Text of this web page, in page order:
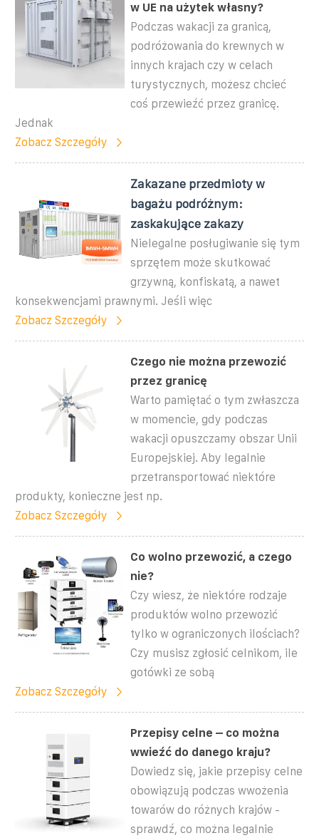
w UE na użytek własny?
Podczas wakacji za granicą,
podróżowania do krewnych w
innych krajach czy w celach
turystycznych, możesz chcieć
coś przewieźć przez granicę.
Jednak
Zobacz Szczegóły
Zakazane przedmioty w
bagażu podróżnym:
zaskakujące zakazy
Nielegalne posługiwanie się tym
sprzętem może skutkować
grzywną, konfiskatą, a nawet
konsekwencjami prawnymi. Jeśli więc
Zobacz Szczegóły
Czego nie można przewozić
przez granicę
Warto pamiętać o tym zwłaszcza
w momencie, gdy podczas
wakacji opuszczamy obszar Unii
Europejskiej. Aby legalnie
przetransportować niektóre
produkty, konieczne jest np.
Zobacz Szczegóły
Co wolno przewozić, a czego
nie?
Czy wiesz, że niektóre rodzaje
produktów wolno przewozić
tylko w ograniczonych ilościach?
Czy musisz zgłosić celnikom, ile
gotówki ze sobą
Zobacz Szczegóły
Przepisy celne – co można
wwieźć do danego kraju?
Dowiedz się, jakie przepisy celne
obowiązują podczas wwożenia
towarów do różnych krajów -
sprawdź, co można legalnie